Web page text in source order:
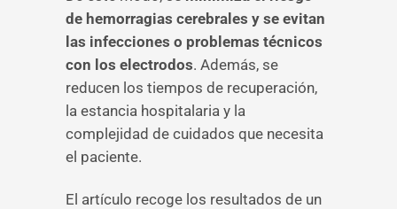
de hemorragias cerebrales y se evitan
las infecciones o problemas técnicos
con los electrodos. Además, se
reducen los tiempos de recuperación,
la estancia hospitalaria y la
complejidad de cuidados que necesita
el paciente.
El artículo recoge los resultados de un